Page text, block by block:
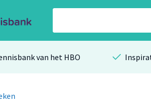
van het HBO